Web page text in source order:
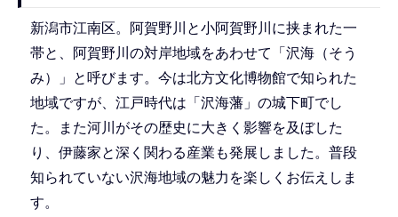
新潟市江南区。阿賀野川と小阿賀野川に挟まれた一
帯と、阿賀野川の対岸地域をあわせて「沢海（そう
み）」と呼びます。今は北方文化博物館で知られた
地域ですが、江戸時代は「沢海藩」の城下町でし
た。また河川がその歴史に大きく影響を及ぼした
り、伊藤家と深く関わる産業も発展しました。普段
知られていない沢海地域の魅力を楽しくお伝えしま
す。